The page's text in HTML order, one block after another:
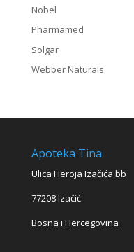
Nobel
Pharmamed
Solgar
Webber Naturals
Apoteka Tina
Ulica Heroja Izačića bb
77208 Izačić
Bosna i Hercegovina